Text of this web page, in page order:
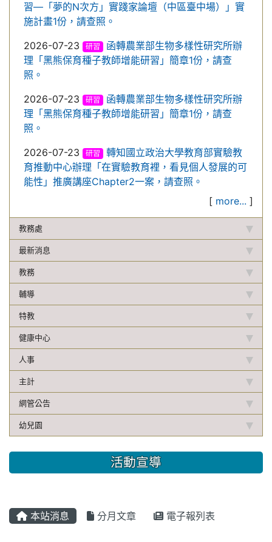
習—「夢的N次方」實踐家論壇（中區臺中場）」實
施計畫1份，請查照。
2026-07-23
研習
函轉農業部生物多樣性研究所辦
理「黑熊保育種子教師增能研習」簡章1份，請查
照。
2026-07-23
研習
函轉農業部生物多樣性研究所辦
理「黑熊保育種子教師增能研習」簡章1份，請查
照。
2026-07-23
研習
轉知國立政治大學教育部實驗教
育推動中心辦理「在實驗教育裡，看見個人發展的可
能性」推廣講座Chapter2一案，請查照。
[ more... ]
教務處
最新消息
教務
輔導
特教
健康中心
人事
主計
網管公告
幼兒園
活動宣導
本站消息 分月文章 電子報列表